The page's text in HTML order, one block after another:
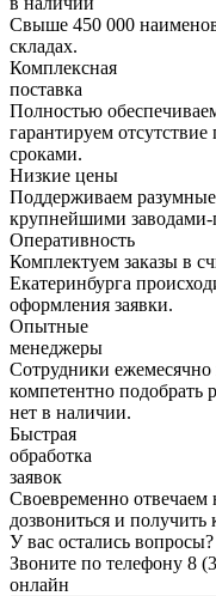
Свыше 450 000
складах.
Комплексная
поставка
Полностью
гарантируем
сроками.
Низкие цены
Поддерживаем
крупнейшими заводами-
Оперативность
Комплектуем заказы в
Екатеринбурга
оформления заявки.
Опытные
менеджеры
Сотрудники ежемесячно
компетентно подобрать
нет в наличии.
Быстрая
обработка
заявок
Своевременно отвечаем
дозвониться и получить
У вас остались вопросы?
Звоните по телефону 8
онлайн